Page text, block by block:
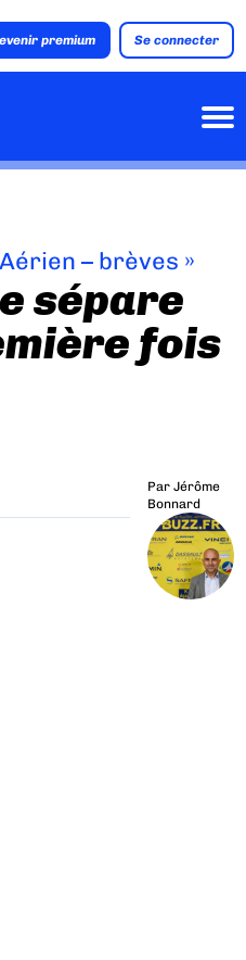
premium Se connecter
– brèves »
sépare
fois
Par Jérôme
Bonnard